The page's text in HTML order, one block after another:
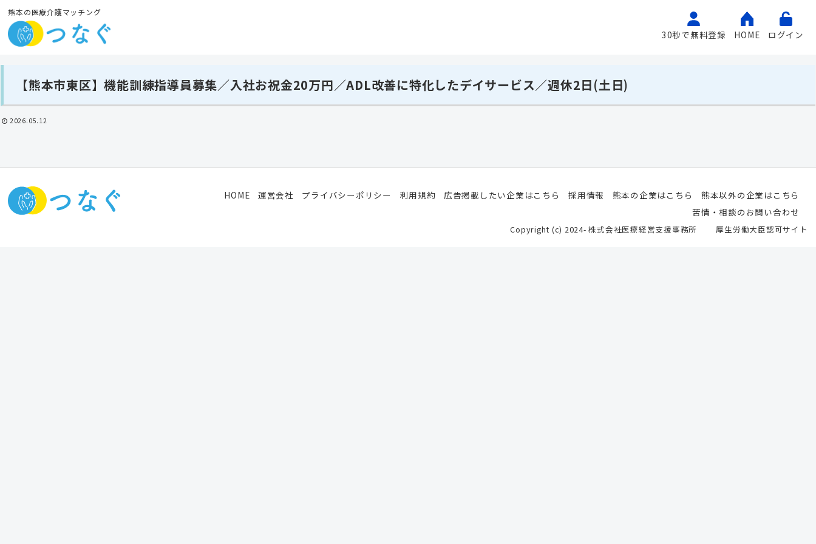
熊本の医療介護マッチング
30秒で無料登録 HOME ログイン
【熊本市東区】機能訓練指導員募集／入社お祝金20万円／ADL改善に特化したデイサービス／週休2日(土日)
2026.05.12
HOME 運営会社 プライバシーポリシー 利用規約 広告掲載したい企業はこちら 採用情報 熊本の企業はこちら
熊本以外の企業はこちら
苦情・相談のお問い合わせ
Copyright (c) 2024- 株式会社医療経営支援事務所 厚生労働大臣認可サイト